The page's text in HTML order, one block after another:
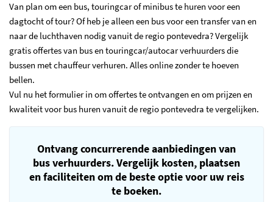
Van plan om een bus, touringcar of minibus te huren voor een
dagtocht of tour? Of heb je alleen een bus voor een transfer van en
naar de luchthaven nodig vanuit de regio pontevedra? Vergelijk
gratis offertes van bus en touringcar/autocar verhuurders die
bussen met chauffeur verhuren. Alles online zonder te hoeven
bellen.
Vul nu het formulier in om offertes te ontvangen en om prijzen en
kwaliteit voor bus huren vanuit de regio pontevedra te vergelijken.
Ontvang concurrerende aanbiedingen van
bus verhuurders. Vergelijk kosten, plaatsen
en faciliteiten om de beste optie voor uw reis
te boeken.